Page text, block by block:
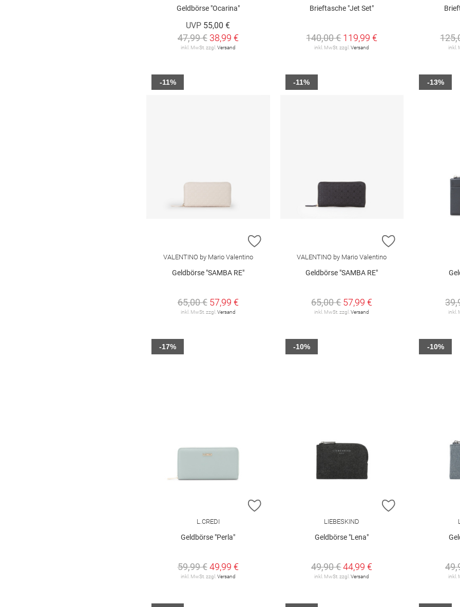
Geldbörse "Ocarina"
UVP 55,00 €
47,99 € 38,99 €
inkl. MwSt. zzgl. Versand
Brieftasche "Jet Set"
140,00 € 119,99 €
inkl. MwSt. zzgl.Versand inkl.
ZUR WUNSCHLISTE HINZUFÜGEN
VALENTINO by Mario Valentino
Geldbörse "SAMBA RE"
65,00 € 57,99 €
inkl. MwSt. zzgl. Versand
-11%
ZUR
VALENTINO by Mario Valentino
Geldbörse "SAMBA RE"
65,00 € 57,99 €
inkl. MwSt. zzgl.Versand
-11%
inkl.
-13%
ZUR WUNSCHLISTE HINZUFÜGEN
L.CREDI
Geldbörse "Perla"
59,99 € 49,99 €
inkl. MwSt. zzgl. Versand
-17%
ZUR
LIEBESKIND
Geldbörse "Lena"
49,90 €44,99 €
inkl. MwSt. zzgl.Versand
-10%
inkl.
-10%